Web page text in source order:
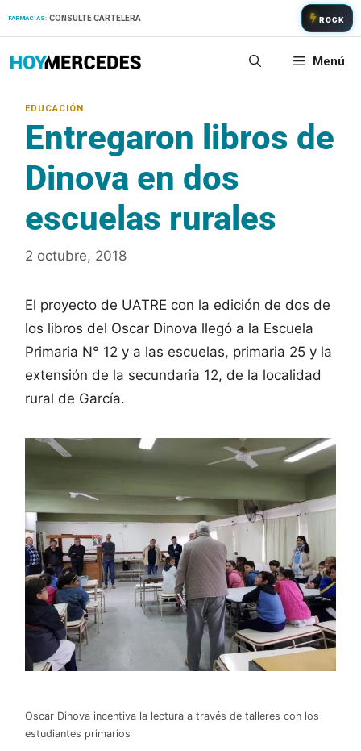
FARMACIAS: CONSULTE CARTELERA ROCK
Menú
Entregaron libros de
Dinova en dos
escuelas rurales
2 octubre, 2018
El proyecto de UATRE con la edición de dos de
los libros del Oscar Dinova llegó a la Escuela
Primaria N° 12 y a las escuelas, primaria 25 y la
extensión de la secundaria 12, de la localidad
rural de García.
Oscar Dinova incentiva la lectura a través de talleres con los
estudiantes primarios